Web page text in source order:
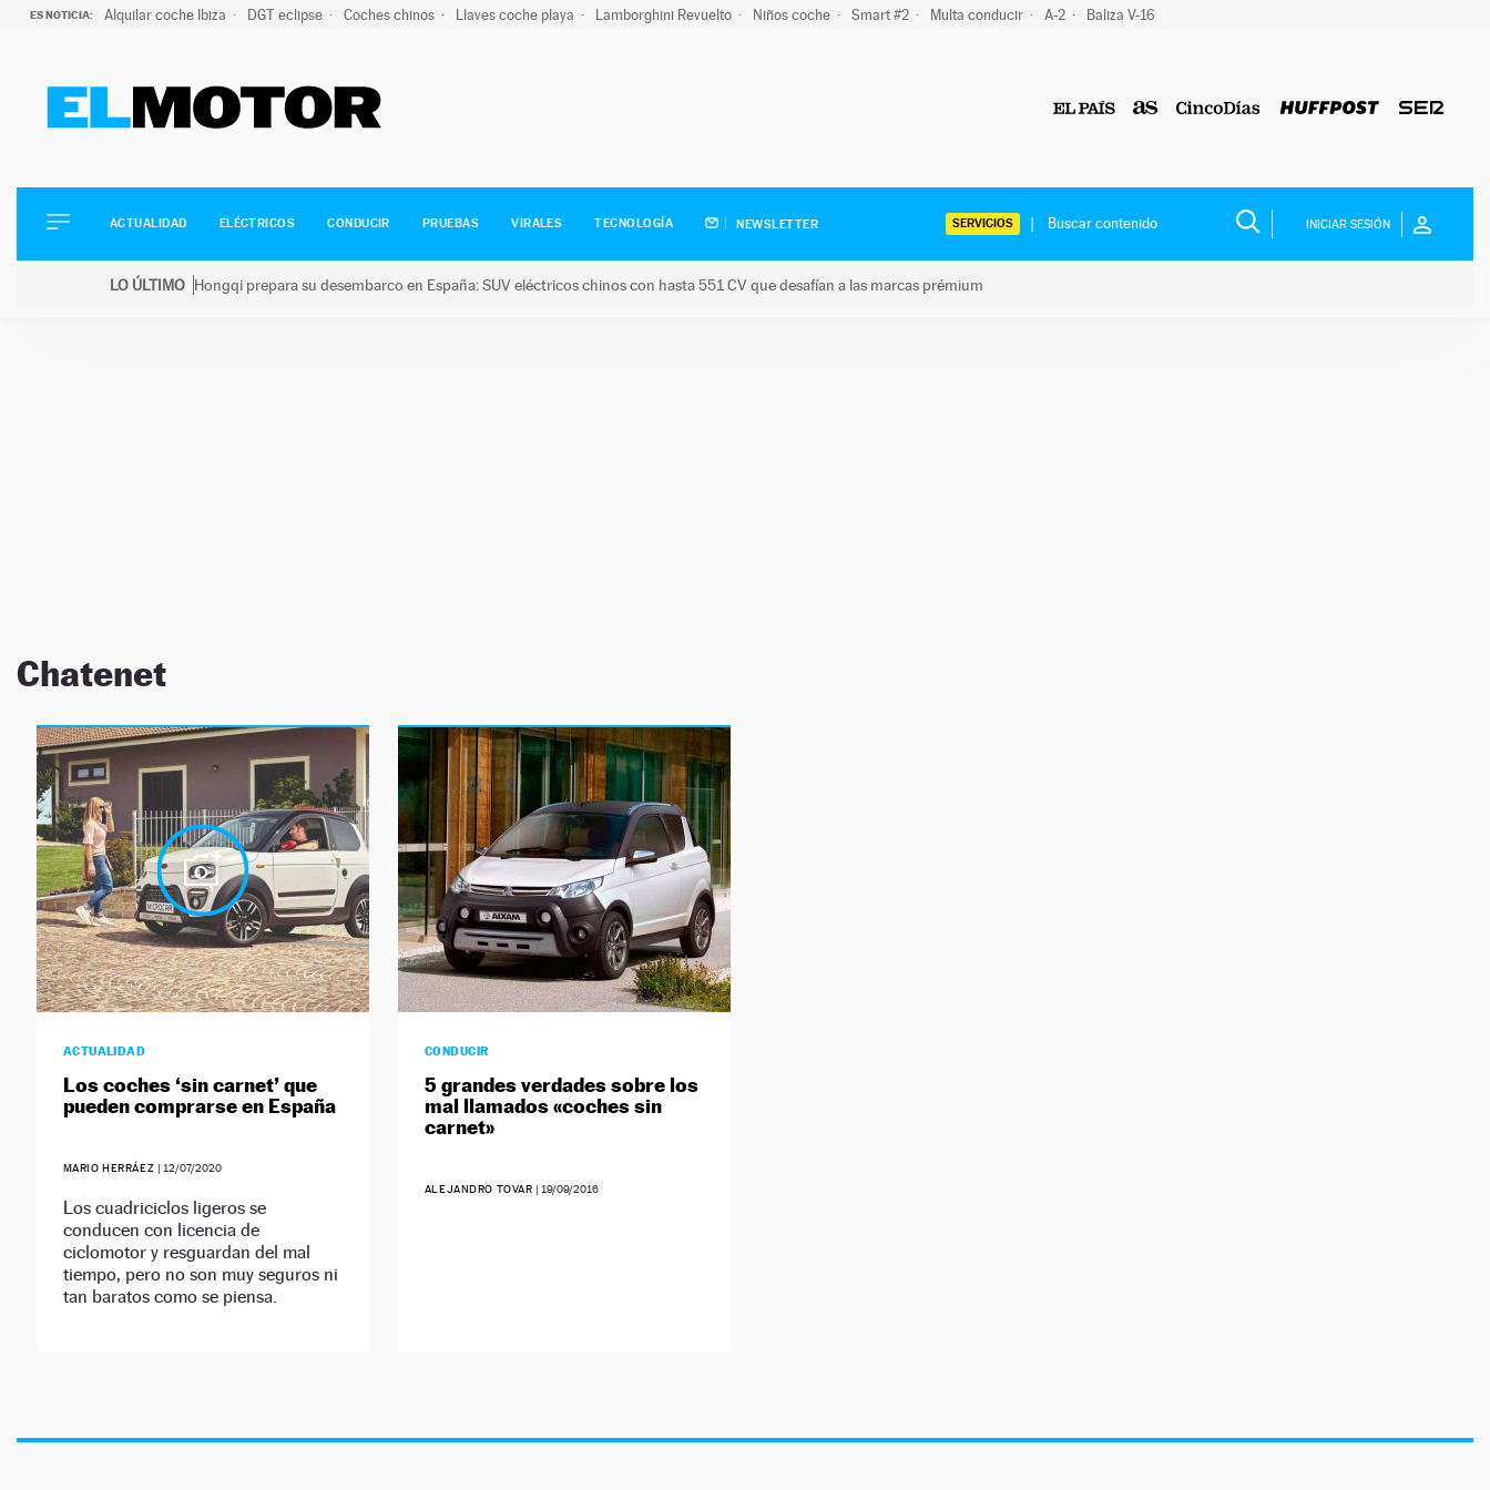
ES NOTICIA: Alquilar coche Ibiza DGT eclipse Coches chinos Llaves coche playa Lamborghini Revuelto Niños coche Smart #2 Multa conducir A-2 Baliza V-16
ELÉCTRICOS
CONDUCIR
ACTUALIDAD ELÉCTRICOS CONDUCIR PRUEBAS VIRALES TECNOLOGÍA NEWSLETTER SERVICIOS INICIAR SESIÓN
LO ÚLTIMO Hongqi prepara su desembarco en España: SUV eléctricos chinos con hasta 551 CV que desafían a las marcas prémium
Chatenet
ACTUALIDAD
Los coches ‘sin carnet’ que
pueden comprarse en España
MARIO HERRÁEZ | 12/07/2020
Los cuadriciclos ligeros se
conducen con licencia de
ciclomotor y resguardan del mal
tiempo, pero no son muy seguros ni
tan baratos como se piensa.
CONDUCIR
5 grandes verdades sobre los
mal llamados «coches sin
carnet»
ALEJANDRO TOVAR | 19/09/2016